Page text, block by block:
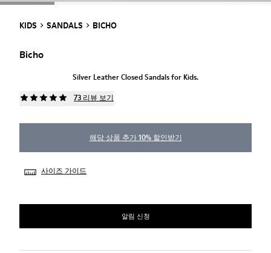
KIDS SANDALS BICHO
Bicho
Silver Leather Closed Sandals for Kids.
73 리뷰 보기
해당 상품 추가 10% 할인받기
사이즈 가이드
알림 신청